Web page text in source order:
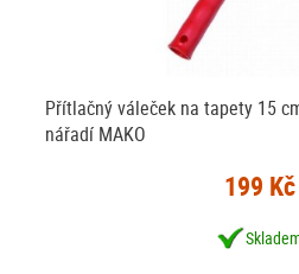
Přítlačný váleček na tapety 15
nářadí MAKO
199 Kč